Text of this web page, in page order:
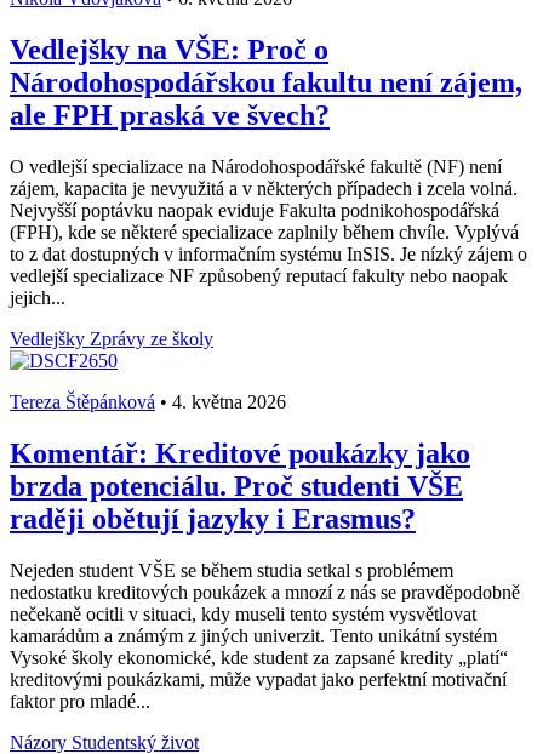
Vedlejšky na VŠE: Proč o
Národohospodářskou fakultu není zájem,
ale FPH praská ve švech?
O vedlejší specializace na Národohospodářské fakultě (NF) není
zájem, kapacita je nevyužitá a v některých případech i zcela volná.
Nejvyšší poptávku naopak eviduje Fakulta podnikohospodářská
(FPH), kde se některé specializace zaplnily během chvíle. Vyplývá
to z dat dostupných v informačním systému InSIS. Je nízký zájem o
vedlejší specializace NF způsobený reputací fakulty nebo naopak
jejich...
Vedlejšky Zprávy ze školy
Tereza Štěpánková • 4. května 2026
Komentář: Kreditové poukázky jako
brzda potenciálu. Proč studenti VŠE
raději obětují jazyky i Erasmus?
Nejeden student VŠE se během studia setkal s problémem
nedostatku kreditových poukázek a mnozí z nás se pravděpodobně
nečekaně ocitli v situaci, kdy museli tento systém vysvětlovat
kamarádům a známým z jiných univerzit. Tento unikátní systém
Vysoké školy ekonomické, kde student za zapsané kredity „platí“
kreditovými poukázkami, může vypadat jako perfektní motivační
faktor pro mladé...
Názory Studentský život